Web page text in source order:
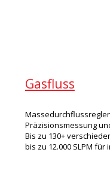
Gasfluss
Präzisionsmessung
Bis zu 130+
bis zu 12.000 SLPM